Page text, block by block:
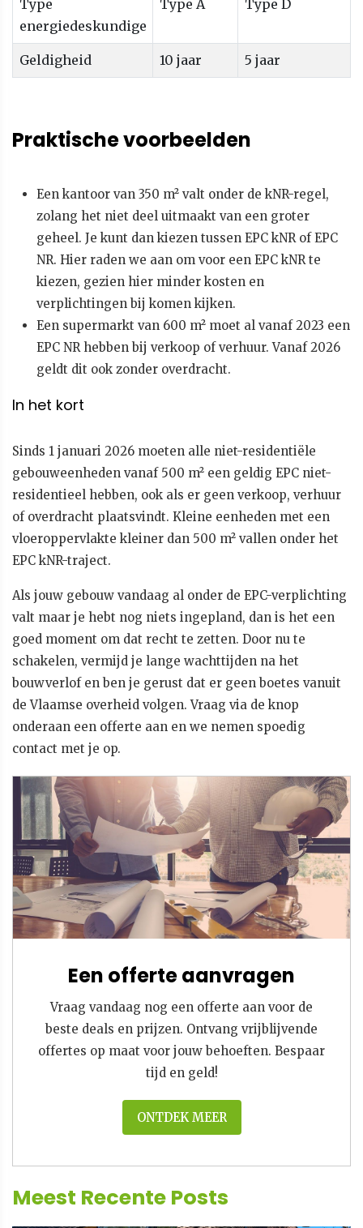
Type
energiedeskundige
Type A Type D
Geldigheid 10 jaar 5 jaar
Praktische voorbeelden
Een kantoor van 350 m² valt onder de kNR-regel,
zolang het niet deel uitmaakt van een groter
geheel. Je kunt dan kiezen tussen EPC kNR of EPC
NR. Hier raden we aan om voor een EPC kNR te
kiezen, gezien hier minder kosten en
verplichtingen bij komen kijken.
Een supermarkt van 600 m² moet al vanaf 2023 een
EPC NR hebben bij verkoop of verhuur. Vanaf 2026
geldt dit ook zonder overdracht.
In het kort
Sinds 1 januari 2026 moeten alle niet-residentiële
gebouweenheden vanaf 500 m² een geldig EPC niet-
residentieel hebben, ook als er geen verkoop, verhuur
of overdracht plaatsvindt. Kleine eenheden met een
vloeroppervlakte kleiner dan 500 m² vallen onder het
EPC kNR-traject.
Als jouw gebouw vandaag al onder de EPC-verplichting
valt maar je hebt nog niets ingepland, dan is het een
goed moment om dat recht te zetten. Door nu te
schakelen, vermijd je lange wachttijden na het
bouwverlof en ben je gerust dat er geen boetes vanuit
de Vlaamse overheid volgen. Vraag via de knop
onderaan een offerte aan en we nemen spoedig
contact met je op.
Een offerte aanvragen
Vraag vandaag nog een offerte aan voor de
beste deals en prijzen. Ontvang vrijblijvende
offertes op maat voor jouw behoeften. Bespaar
tijd en geld!
ONTDEK MEER
Meest Recente Posts